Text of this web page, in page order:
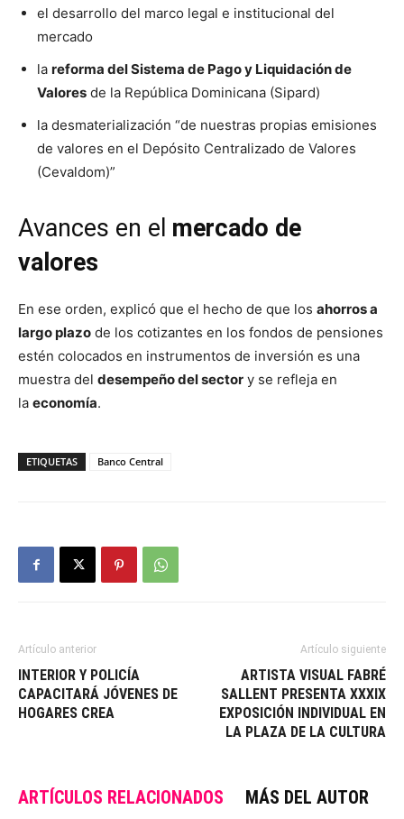
el desarrollo del marco legal e institucional del
mercado
la reforma del Sistema de Pago y Liquidación de
Valores de la República Dominicana (Sipard)
la desmaterialización “de nuestras propias emisiones
de valores en el Depósito Centralizado de Valores
(Cevaldom)”
Avances en el mercado de
valores
En ese orden, explicó que el hecho de que los ahorros a
largo plazo de los cotizantes en los fondos de pensiones
estén colocados en instrumentos de inversión es una
muestra del desempeño del sector y se refleja en
la economía.
ETIQUETAS Banco Central
Artículo anterior
INTERIOR Y POLICÍA
CAPACITARÁ JÓVENES DE
HOGARES CREA
Artículo siguiente
ARTISTA VISUAL FABRÉ
SALLENT PRESENTA XXXIX
EXPOSICIÓN INDIVIDUAL EN
LA PLAZA DE LA CULTURA
ARTÍCULOS RELACIONADOS MÁS DEL AUTOR